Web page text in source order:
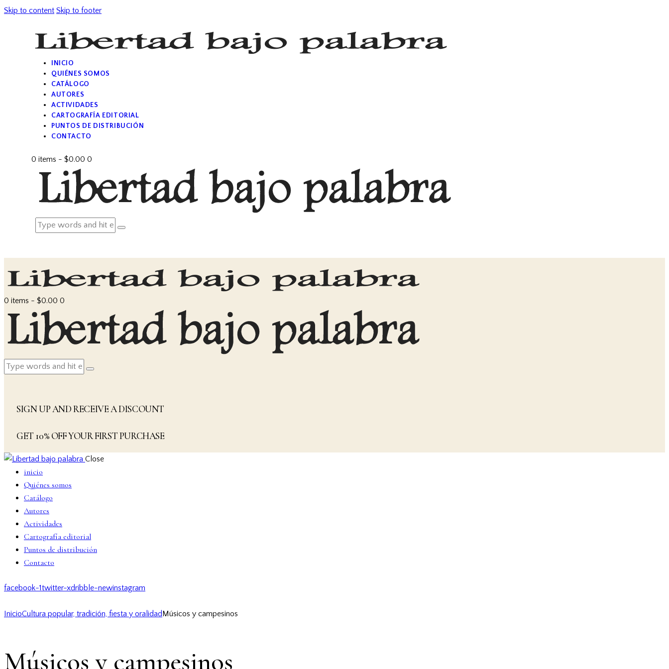
Skip to content Skip to footer
INICIO
QUIÉNES SOMOS
CATÁLOGO
AUTORES
ACTIVIDADES
CARTOGRAFÍA EDITORIAL
PUNTOS DE DISTRIBUCIÓN
CONTACTO
0 items - $0.00 0
0 items - $0.00 0
SIGN UP AND RECEIVE A DISCOUNT
GET 10% OFF YOUR FIRST PURCHASE
Close
inicio
Quiénes somos
Catálogo
Autores
Actividades
Cartografía editorial
Puntos de distribución
Contacto
facebook-1twitter-xdribble-newinstagram
InicioCultura popular, tradición, fiesta y oralidadMúsicos y campesinos
Músicos y campesinos